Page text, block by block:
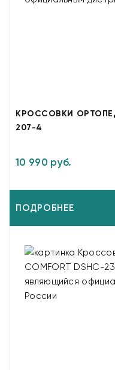
КРОССОВКИ
207-4
10 990 руб.
ПОДРОБНЕЕ